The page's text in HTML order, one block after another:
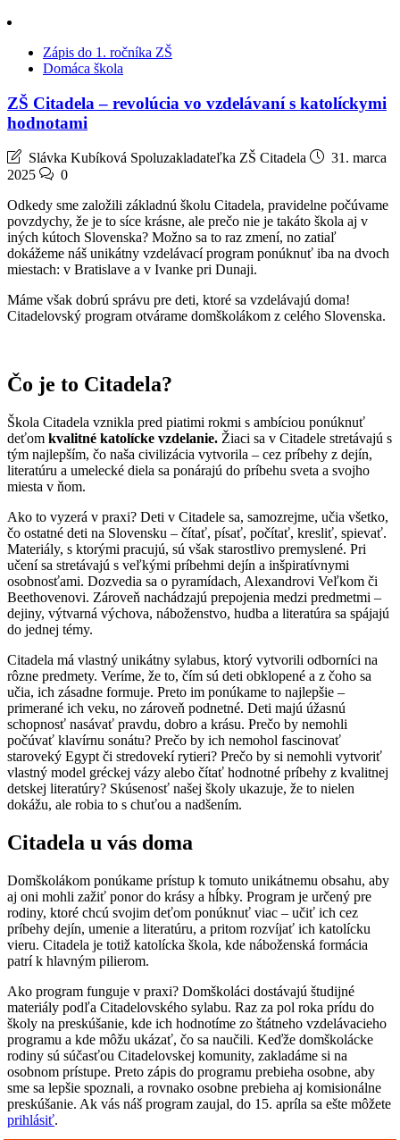
Zápis do 1. ročníka ZŠ
Domáca škola
ZŠ Citadela – revolúcia vo vzdelávaní s katolíckymi
hodnotami
Slávka Kubíková Spoluzakladateľka ZŠ Citadela
31. marca
2025
0
Odkedy sme založili základnú školu Citadela, pravidelne počúvame
povzdychy, že je to síce krásne, ale prečo nie je takáto škola aj v
iných kútoch Slovenska? Možno sa to raz zmení, no zatiaľ
dokážeme náš unikátny vzdelávací program ponúknuť iba na dvoch
miestach: v Bratislave a v Ivanke pri Dunaji.
Máme však dobrú správu pre deti, ktoré sa vzdelávajú doma!
Citadelovský program otvárame domškolákom z celého Slovenska.
Čo je to Citadela?
Škola Citadela vznikla pred piatimi rokmi s ambíciou ponúknuť
deťom kvalitné katolícke vzdelanie. Žiaci sa v Citadele stretávajú s
tým najlepším, čo naša civilizácia vytvorila – cez príbehy z dejín,
literatúru a umelecké diela sa ponárajú do príbehu sveta a svojho
miesta v ňom.
Ako to vyzerá v praxi? Deti v Citadele sa, samozrejme, učia všetko,
čo ostatné deti na Slovensku – čítať, písať, počítať, kresliť, spievať.
Materiály, s ktorými pracujú, sú však starostlivo premyslené. Pri
učení sa stretávajú s veľkými príbehmi dejín a inšpiratívnymi
osobnosťami. Dozvedia sa o pyramídach, Alexandrovi Veľkom či
Beethovenovi. Zároveň nachádzajú prepojenia medzi predmetmi –
dejiny, výtvarná výchova, náboženstvo, hudba a literatúra sa spájajú
do jednej témy.
Citadela má vlastný unikátny sylabus, ktorý vytvorili odborníci na
rôzne predmety. Veríme, že to, čím sú deti obklopené a z čoho sa
učia, ich zásadne formuje. Preto im ponúkame to najlepšie –
primerané ich veku, no zároveň podnetné. Deti majú úžasnú
schopnosť nasávať pravdu, dobro a krásu. Prečo by nemohli
počúvať klavírnu sonátu? Prečo by ich nemohol fascinovať
staroveký Egypt či stredovekí rytieri? Prečo by si nemohli vytvoriť
vlastný model gréckej vázy alebo čítať hodnotné príbehy z kvalitnej
detskej literatúry? Skúsenosť našej školy ukazuje, že to nielen
dokážu, ale robia to s chuťou a nadšením.
Citadela u vás doma
Domškolákom ponúkame prístup k tomuto unikátnemu obsahu, aby
aj oni mohli zažiť ponor do krásy a hĺbky. Program je určený pre
rodiny, ktoré chcú svojim deťom ponúknuť viac – učiť ich cez
príbehy dejín, umenie a literatúru, a pritom rozvíjať ich katolícku
vieru. Citadela je totiž katolícka škola, kde náboženská formácia
patrí k hlavným pilierom.
Ako program funguje v praxi? Domškoláci dostávajú študijné
materiály podľa Citadelovského sylabu. Raz za pol roka prídu do
školy na preskúšanie, kde ich hodnotíme zo štátneho vzdelávacieho
programu a kde môžu ukázať, čo sa naučili. Keďže domškolácke
rodiny sú súčasťou Citadelovskej komunity, zakladáme si na
osobnom prístupe. Preto zápis do programu prebieha osobne, aby
sme sa lepšie spoznali, a rovnako osobne prebieha aj komisionálne
preskúšanie. Ak vás náš program zaujal, do 15. apríla sa ešte môžete
prihlásiť.